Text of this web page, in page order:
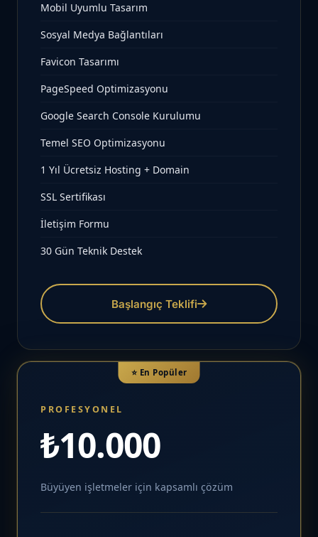
Mobil Uyumlu Tasarım
Sosyal Medya Bağlantıları
Favicon Tasarımı
PageSpeed Optimizasyonu
Google Search Console Kurulumu
Temel SEO Optimizasyonu
1 Yıl Ücretsiz Hosting + Domain
SSL Sertifikası
İletişim Formu
30 Gün Teknik Destek
Başlangıç Teklifi
⭐ En Popüler
PROFESYONEL
₺10.000
Büyüyen işletmeler için kapsamlı çözüm